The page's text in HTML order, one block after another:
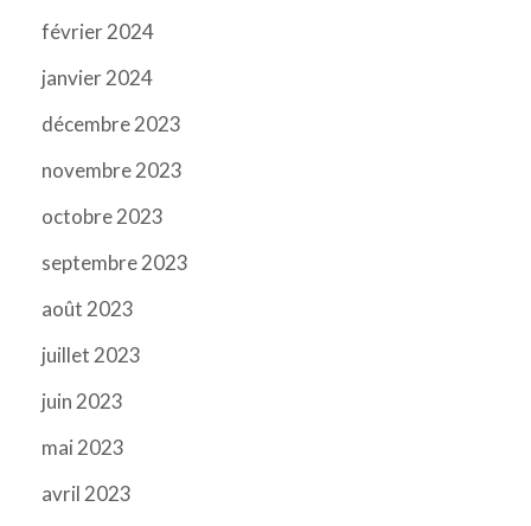
février 2024
janvier 2024
décembre 2023
novembre 2023
octobre 2023
septembre 2023
août 2023
juillet 2023
juin 2023
mai 2023
avril 2023